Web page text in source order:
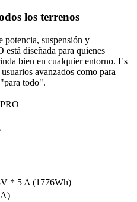
los terrenos
potencia, suspensión y
diseñada para quienes
bien en cualquier entorno. Es
avanzados como para
todo".
* 5 A (1776Wh)